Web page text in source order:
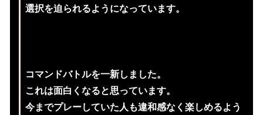
選択を迫られるようになっています。
コマンドバトルを一新しました。
これは面白くなると思っています。
今までプレーしていた人も違和感なく楽しめるよう